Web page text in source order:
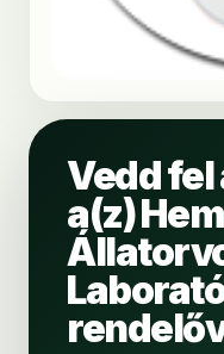
Vedd
a(z)